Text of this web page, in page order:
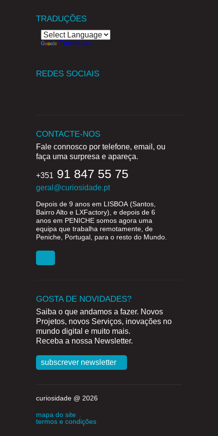
TRADUÇÕES
Translate
REDES SOCIAIS
CONTACTE-NOS
Fale connosco por telefone, email, ou
faça uma surpresa e apareça.
+351 91 847 55 75
geral@curiosidade.pt
Depois de 9 anos em LISBOA (Santos,
Bairro Alto e LXFactory), e depois de 6
anos em PENICHE somos agora uma
equipa que trabalha remotamente, de
Peniche, Portugal, para o resto do Mundo.
GOSTA DE NOVIDADES?
Saiba o que andamos a fazer. Novos
Projetos, novos Serviços, inovações no
mundo digital e muito mais.
Receba a nossa Newsletter.
subscrever newsletter
curiosidade @ 2026
mapa do site
termos e condições